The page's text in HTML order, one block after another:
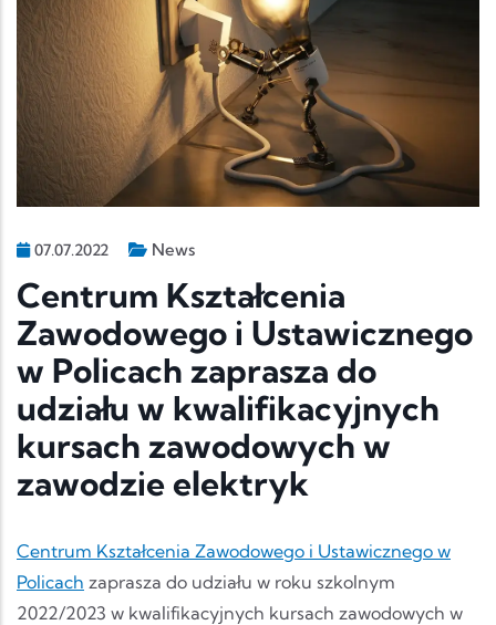
07.07.2022 News
Centrum Kształcenia
Zawodowego i Ustawicznego
w Policach zaprasza do
udziału w kwalifikacyjnych
kursach zawodowych w
zawodzie elektryk
Centrum Kształcenia Zawodowego i Ustawicznego w
Policach zaprasza do udziału w roku szkolnym
2022/2023 w kwalifikacyjnych kursach zawodowych w